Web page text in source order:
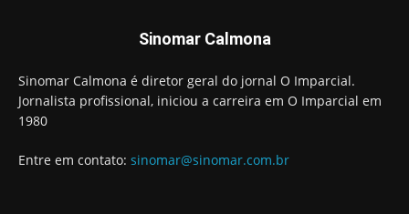
Sinomar Calmona
Sinomar Calmona é diretor geral do jornal O Imparcial.
Jornalista profissional, iniciou a carreira em O Imparcial em
1980
Entre em contato: sinomar@sinomar.com.br